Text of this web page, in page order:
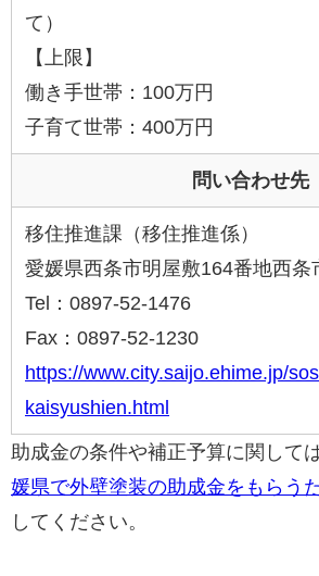
て）
【上限】
働き手世帯：100万円
子育て世帯：400万円
問い合わせ先
移住推進課（移住推進係）
愛媛県西条市明屋敷164番地西条
Tel：0897-52-1476
Fax：0897-52-1230
https://www.city.saijo.ehime.jp/
kaisyushien.html
助成金の条件や補正予算に関して
媛県で外壁塗装の助成金をもらう
してください。